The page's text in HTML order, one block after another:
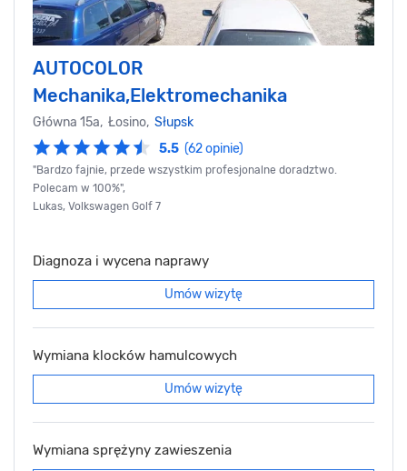
AUTOCOLOR
Mechanika,Elektromechanika
Główna 15a, Łosino, Słupsk
5.5 (62 opinie)
"Bardzo fajnie, przede wszystkim profesjonalne doradztwo.
Polecam w 100%",
Lukas, Volkswagen Golf 7
Diagnoza i wycena naprawy
Umów wizytę
Wymiana klocków hamulcowych
Umów wizytę
Wymiana sprężyny zawieszenia